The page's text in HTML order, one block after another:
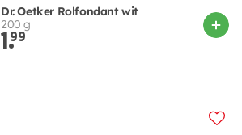
Dr. Oetker Rolfondant wit
200 g
1.99